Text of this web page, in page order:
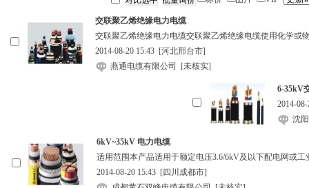
交联聚乙烯绝缘电力电缆
交联聚乙烯绝缘电力电缆交联聚乙烯绝缘电缆使用化学或
2014-08-20 15:43 [河北邢台市]
燕通电缆有限公司
[未核实]
6-35kV
2014-
沈
6kV~35kV 电力电缆
适用范围本产品适用于额定电压3.6/6kV及以下配电网或工
2014-08-20 15:43 [四川成都市]